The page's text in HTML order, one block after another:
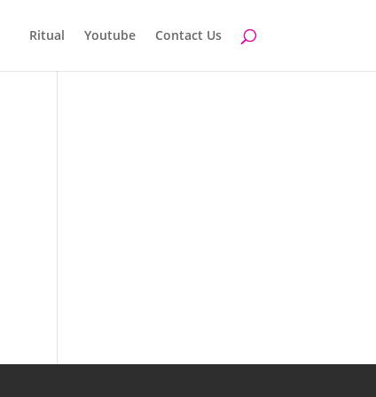
Ritual Youtube Contact Us